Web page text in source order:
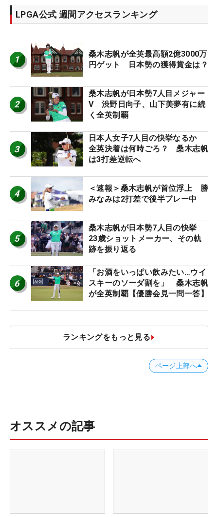
LPGA公式 週間アクセスランキング
1
桑木志帆が全英最高額2億3000万
円ゲット 日本勢の獲得賞金は？
2
桑木志帆が日本勢7人目メジャー
V 渋野日向子、山下美夢有に続
く全英制覇
3
日本人女子7人目の快挙なるか
全英決着は何時ごろ？ 桑木志帆
は3打差逆転へ
4
＜速報＞桑木志帆が首位浮上 勝
みなみは2打差で後半プレー中
5
桑木志帆が日本勢7人目の快挙
23歳ショットメーカー、その軌
跡を振り返る
6
「お酒をいっぱい飲みたい…ウイ
スキーのソーダ割を」 桑木志帆
が全英制覇【優勝会見一問一答】
ランキングをもっと見る
ページ上部へ
オススメの記事